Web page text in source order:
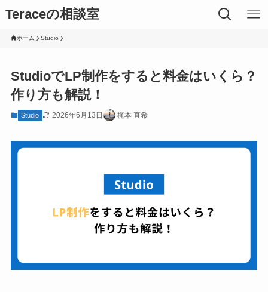
Teraceの相談室
ホーム Studio
StudioでLP制作をすると料金はいくら？
作り方も解説！
Studio 2026年6月13日 梶本 直希